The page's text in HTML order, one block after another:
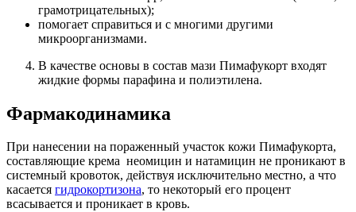
грамотрицательных);
помогает справиться и с многими другими
микроорганизмами.
В качестве основы в состав мази Пимафукорт входят
жидкие формы парафина и полиэтилена.
Фармакодинамика
При нанесении на пораженный участок кожи Пимафукорта,
составляющие крема неомицин и натамицин не проникают в
системный кровоток, действуя исключительно местно, а что
касается гидрокортизона, то некоторый его процент
всасывается и проникает в кровь.